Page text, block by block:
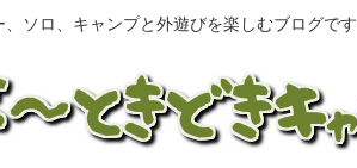
ソロ、キャンプと外遊びを楽しむブログです